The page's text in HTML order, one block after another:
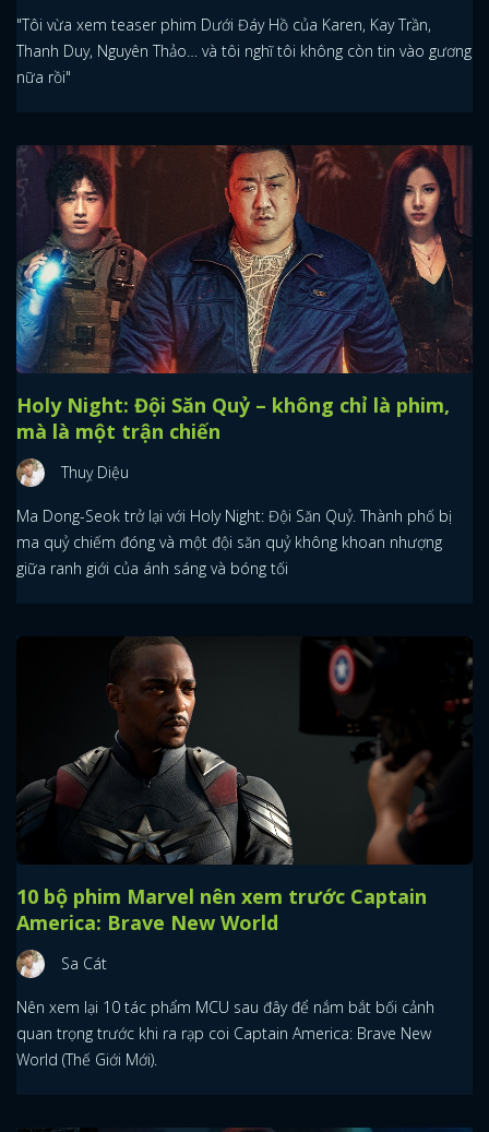
"Tôi vừa xem teaser phim Dưới Đáy Hồ của Karen, Kay Trần,
Thanh Duy, Nguyên Thảo… và tôi nghĩ tôi không còn tin vào gương
nữa rồi"
Holy Night: Đội Săn Quỷ – không chỉ là phim,
mà là một trận chiến
Thuỵ Diệu
Ma Dong-Seok trở lại với Holy Night: Đội Săn Quỷ. Thành phố bị
ma quỷ chiếm đóng và một đội săn quỷ không khoan nhượng
giữa ranh giới của ánh sáng và bóng tối
10 bộ phim Marvel nên xem trước Captain
America: Brave New World
Sa Cát
Nên xem lại 10 tác phẩm MCU sau đây để nắm bắt bối cảnh
quan trọng trước khi ra rạp coi Captain America: Brave New
World (Thế Giới Mới).